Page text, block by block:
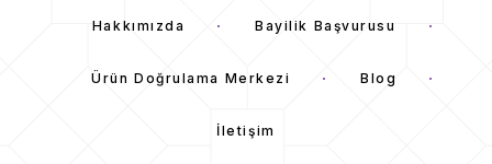
Hakkımızda Bayilik Başvurusu
Ürün Doğrulama Merkezi Blog
İletişim